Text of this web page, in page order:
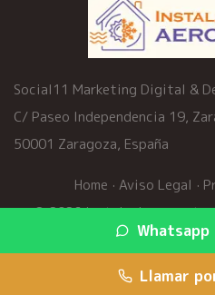
Llamar
Social11 Marketing Digital &
C/ Paseo Independencia 19,
50001 Zaragoza, España
Home · Aviso Legal ·
© 2026 instalacion-